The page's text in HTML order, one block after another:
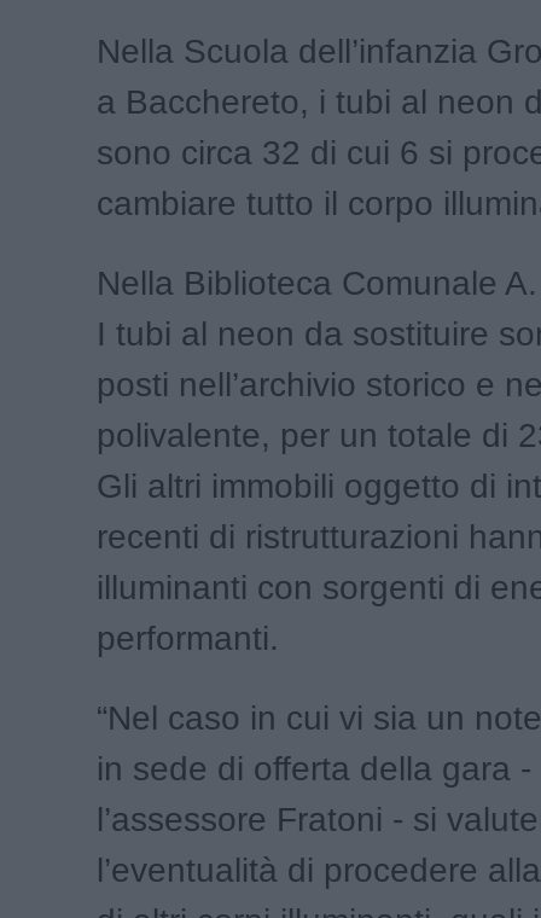
Nella Scuola dell’infanzia
a Bacchereto, i tubi al neon
sono circa 32 di cui 6 si
cambiare tutto il corpo
Nella Biblioteca Comunale
I tubi al neon da sostituire
posti nell’archivio storico e
polivalente, per un totale di
Gli altri immobili oggetto di
recenti di ristrutturazioni
illuminanti con sorgenti di
performanti.
“Nel caso in cui vi sia un
in sede di offerta della gara
l’assessore Fratoni - si
l’eventualità di procedere